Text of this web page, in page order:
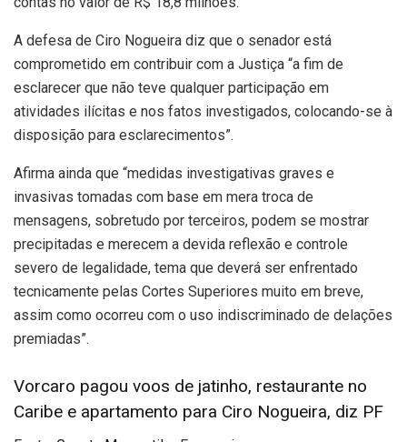
A defesa de Ciro Nogueira diz que o senador está
comprometido em contribuir com a Justiça “a fim de
esclarecer que não teve qualquer participação em
atividades ilícitas e nos fatos investigados, colocando-se à
disposição para esclarecimentos”.
Afirma ainda que “medidas investigativas graves e
invasivas tomadas com base em mera troca de
mensagens, sobretudo por terceiros, podem se mostrar
precipitadas e merecem a devida reflexão e controle
severo de legalidade, tema que deverá ser enfrentado
tecnicamente pelas Cortes Superiores muito em breve,
assim como ocorreu com o uso indiscriminado de delações
premiadas”.
Vorcaro pagou voos de jatinho, restaurante no
Caribe e apartamento para Ciro Nogueira, diz PF